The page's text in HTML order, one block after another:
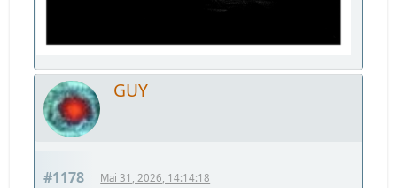
GUY
#1178 Mai 31, 2026, 14:14:18